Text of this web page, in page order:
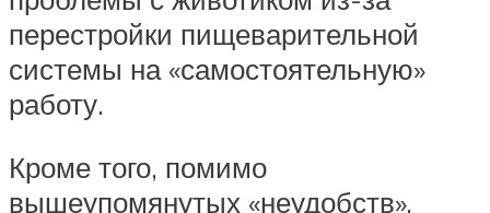
перестройки пищеварительной
системы на «самостоятельную»
работу.
Кроме того, помимо
вышеупомянутых «неудобств»,